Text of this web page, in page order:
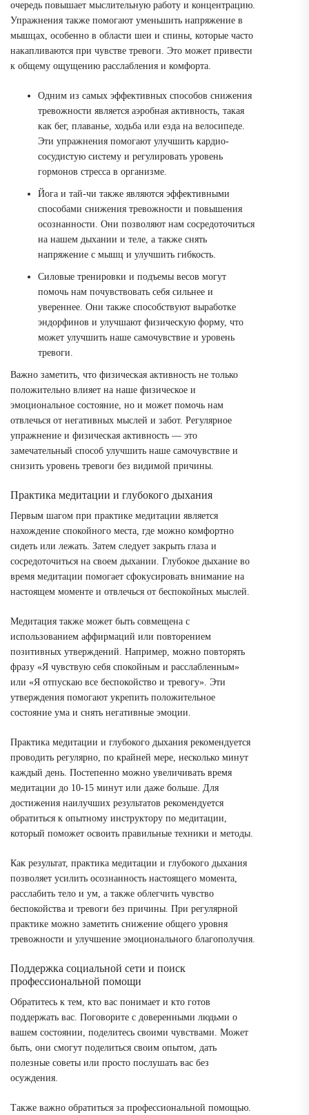
очередь повышает мыслительную работу и концентрацию.
Упражнения также помогают уменьшить напряжение в
мышцах, особенно в области шеи и спины, которые часто
накапливаются при чувстве тревоги. Это может привести
к общему ощущению расслабления и комфорта.
Одним из самых эффективных способов снижения
тревожности является аэробная активность, такая
как бег, плаванье, ходьба или езда на велосипеде.
Эти упражнения помогают улучшить кардио-
сосудистую систему и регулировать уровень
гормонов стресса в организме.
Йога и тай-чи также являются эффективными
способами снижения тревожности и повышения
осознанности. Они позволяют нам сосредоточиться
на нашем дыхании и теле, а также снять
напряжение с мышц и улучшить гибкость.
Силовые тренировки и подъемы весов могут
помочь нам почувствовать себя сильнее и
увереннее. Они также способствуют выработке
эндорфинов и улучшают физическую форму, что
может улучшить наше самочувствие и уровень
тревоги.
Важно заметить, что физическая активность не только
положительно влияет на наше физическое и
эмоциональное состояние, но и может помочь нам
отвлечься от негативных мыслей и забот. Регулярное
упражнение и физическая активность — это
замечательный способ улучшить наше самочувствие и
снизить уровень тревоги без видимой причины.
Практика медитации и глубокого дыхания
Первым шагом при практике медитации является
нахождение спокойного места, где можно комфортно
сидеть или лежать. Затем следует закрыть глаза и
сосредоточиться на своем дыхании. Глубокое дыхание во
время медитации помогает сфокусировать внимание на
настоящем моменте и отвлечься от беспокойных мыслей.
Медитация также может быть совмещена с
использованием аффирмаций или повторением
позитивных утверждений. Например, можно повторять
фразу «Я чувствую себя спокойным и расслабленным»
или «Я отпускаю все беспокойство и тревогу». Эти
утверждения помогают укрепить положительное
состояние ума и снять негативные эмоции.
Практика медитации и глубокого дыхания рекомендуется
проводить регулярно, по крайней мере, несколько минут
каждый день. Постепенно можно увеличивать время
медитации до 10-15 минут или даже больше. Для
достижения наилучших результатов рекомендуется
обратиться к опытному инструктору по медитации,
который поможет освоить правильные техники и методы.
Как результат, практика медитации и глубокого дыхания
позволяет усилить осознанность настоящего момента,
расслабить тело и ум, а также облегчить чувство
беспокойства и тревоги без причины. При регулярной
практике можно заметить снижение общего уровня
тревожности и улучшение эмоционального благополучия.
Поддержка социальной сети и поиск
профессиональной помощи
Обратитесь к тем, кто вас понимает и кто готов
поддержать вас. Поговорите с доверенными людьми о
вашем состоянии, поделитесь своими чувствами. Может
быть, они смогут поделиться своим опытом, дать
полезные советы или просто послушать вас без
осуждения.
Также важно обратиться за профессиональной помощью.